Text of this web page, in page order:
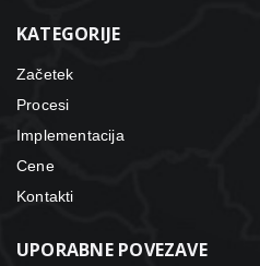
KATEGORIJE
Začetek
Procesi
Implementacija
Cene
Kontakti
UPORABNE POVEZAVE